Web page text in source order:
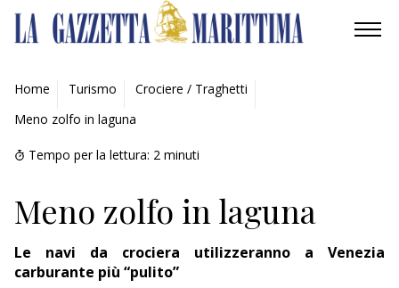
AMBIENTE
MOBILITÀ
INDUSTRIA
RICERCA
ECONOMIA
Home Turismo
Crociere / Traghetti
Meno zolfo in laguna
Tempo per la lettura: 2 minuti
Meno zolfo in laguna
Le navi da crociera utilizzeranno a Venezia
carburante più “pulito”